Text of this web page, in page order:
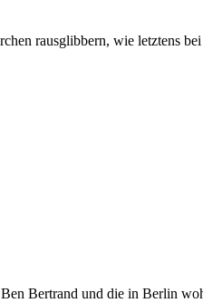
rausglibbern, wie letztens
Bertrand und die in Berlin